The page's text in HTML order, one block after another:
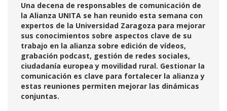
Una decena de responsables de comunicación de
la Alianza UNITA se han reunido esta semana con
expertos de la Universidad Zaragoza para mejorar
sus conocimientos sobre aspectos clave de su
trabajo en la alianza sobre edición de vídeos,
grabación podcast, gestión de redes sociales,
ciudadanía europea y movilidad rural. Gestionar la
comunicación es clave para fortalecer la alianza y
estas reuniones permiten mejorar las dinámicas
conjuntas.